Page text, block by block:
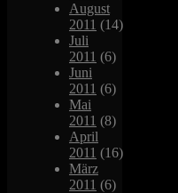
August
2011 (14)
Juli
2011 (6)
Juni
2011 (6)
Mai
2011 (8)
April
2011 (16)
März
2011 (6)